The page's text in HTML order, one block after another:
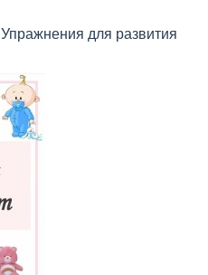
Упражнения для развития